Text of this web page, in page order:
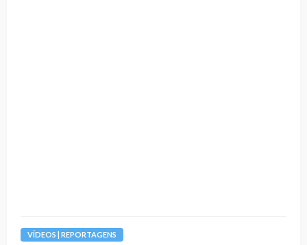
VÍDEOS | REPORTAGENS